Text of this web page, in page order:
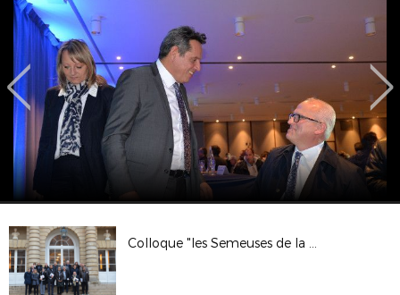
Colloque "les Semeuses de la République" 1/2